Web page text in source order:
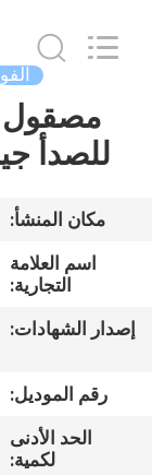
الصفحة
الرئيسية
منتجات
معلومات
عنا
جولة
للصدأ
مكان المنشأ:
اسم العلامة
التجارية:
إصدار الشهادات:
رقم الموديل:
الحد الأدنى
لكمية: